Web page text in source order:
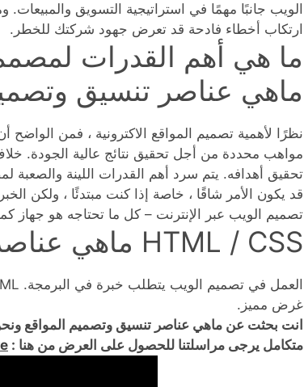
الويب جانبًا مهمًا في استراتيجية التسويق والمبيعات.
ارتكاب أخطاء فادحة قد تعرض جهود شركتك للخطر.
ما هي أهم القدرات لمصمم
ماهي عناصر تنسيق
نظرًا لأهمية تصميم المواقع الاكترونية ، فمن
مواهب محددة من أجل تحقيق نتائج عالية الجودة.
تحقيق أهدافه. يتم سرد أهم القدرات اللينة والصعبة
قد يكون الأمر شاقًا ، خاصة إذا كنت مبتدئًا ، ولكن
تصميم الويب عبر الإنترنت – كل ما تحتاجه هو جهاز
HTML / CSS ماهي عناصر تنسيق وتصميم المواقع
غرض مميز.
انت بحثت عن ماهي عناصر تنسيق وتصميم المواقع
متكامل يرجى مراسلتنا للحصول على العرض من هنا :